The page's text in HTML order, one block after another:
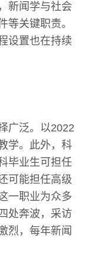
新闻学与社会
等关键职责。
设置也在持续
广泛。以2022
学。此外，科
毕业生可担任
可能担任高级
一职业为众多
处奔波，采访
烈，每年新闻